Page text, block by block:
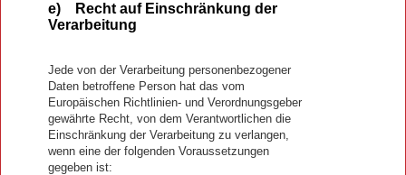
e) Recht auf Einschränkung der
Verarbeitung
Jede von der Verarbeitung personenbezogener
Daten betroffene Person hat das vom
Europäischen Richtlinien- und Verordnungsgeber
gewährte Recht, von dem Verantwortlichen die
Einschränkung der Verarbeitung zu verlangen,
wenn eine der folgenden Voraussetzungen
gegeben ist: